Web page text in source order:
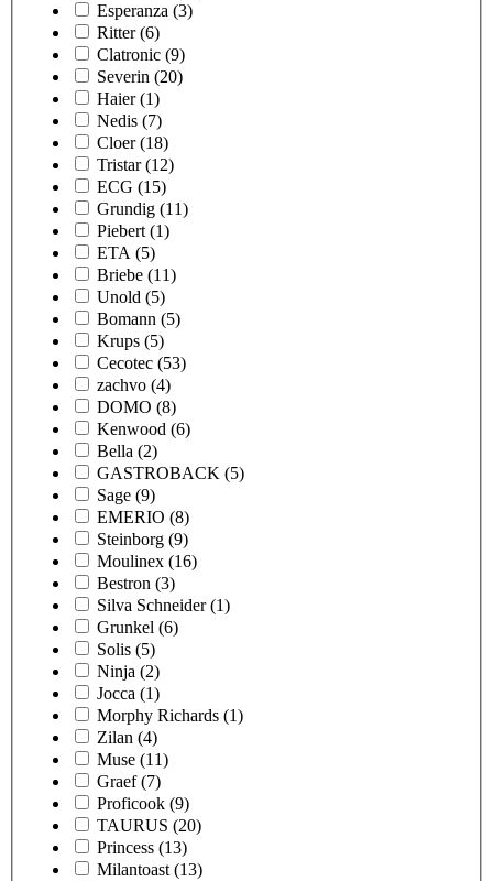
Esperanza (3)
Ritter (6)
Clatronic (9)
Severin (20)
Haier (1)
Nedis (7)
Cloer (18)
Tristar (12)
ECG (15)
Grundig (11)
Piebert (1)
ETA (5)
Briebe (11)
Unold (5)
Bomann (5)
Krups (5)
Cecotec (53)
zachvo (4)
DOMO (8)
Kenwood (6)
Bella (2)
GASTROBACK (5)
Sage (9)
EMERIO (8)
Steinborg (9)
Moulinex (16)
Bestron (3)
Silva Schneider (1)
Grunkel (6)
Solis (5)
Ninja (2)
Jocca (1)
Morphy Richards (1)
Zilan (4)
Muse (11)
Graef (7)
Proficook (9)
TAURUS (20)
Princess (13)
Milantoast (13)